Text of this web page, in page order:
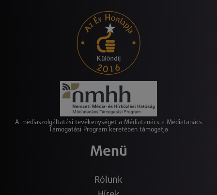
A médiaszolgáltatási tevékenységet a Médiatanács a Médiatanács
Támogatási Program keretében támogatja
Menü
Rólunk